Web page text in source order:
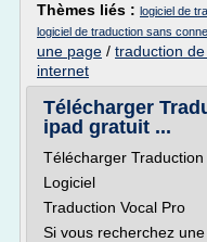
Thèmes liés : logiciel de
logiciel de traduction sans
une page / traduction
internet
Télécharger
ipad gratuit ...
Télécharger
Logiciel
Traduction Vocal Pro
Si vous recherchez